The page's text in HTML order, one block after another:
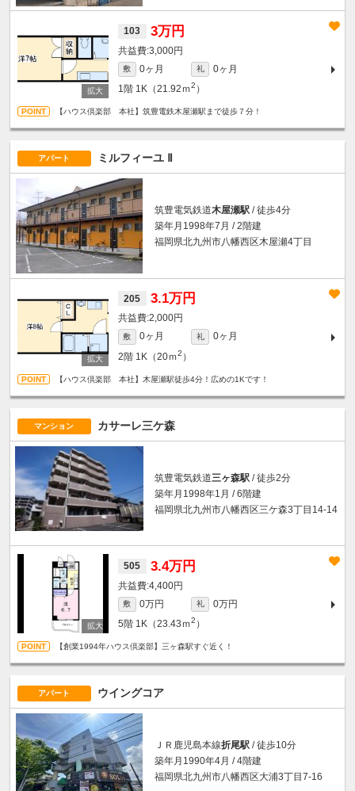
103 3万円
3,000円
敷 0ヶ月 礼
0ヶ月
1階 1K（21.92ｍ2 ）
【ハウス倶楽部 本社】筑豊電鉄木屋瀬駅まで徒歩７分！
アパート ミルフィーユ Ⅱ
筑豊電気鉄道木屋瀬駅 / 徒歩4分
築年月1998年7月 / 2階建
福岡県北九州市八幡西区木屋瀬4丁目
205 3.1万円
2,000円
敷 0ヶ月 礼
0ヶ月
2階 1K（20ｍ2 ）
【ハウス倶楽部 本社】木屋瀬駅徒歩4分！広めの1Kです！
マンション カサーレ三ケ森
筑豊電気鉄道三ヶ森駅 / 徒歩2分
築年月1998年1月 / 6階建
福岡県北九州市八幡西区三ケ森3丁目14-14
505 3.4万円
4,400円
敷 0万円 礼
0万円
5階 1K（23.43ｍ2 ）
【創業1994年ハウス倶楽部】三ヶ森駅すぐ近く！
アパート ウイングコア
ＪＲ鹿児島本線折尾駅 / 徒歩10分
築年月1990年4月 / 4階建
福岡県北九州市八幡西区大浦3丁目7-16